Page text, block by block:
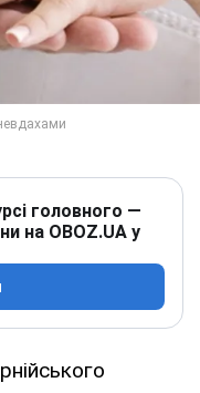
головного —
на OBOZ.UA у